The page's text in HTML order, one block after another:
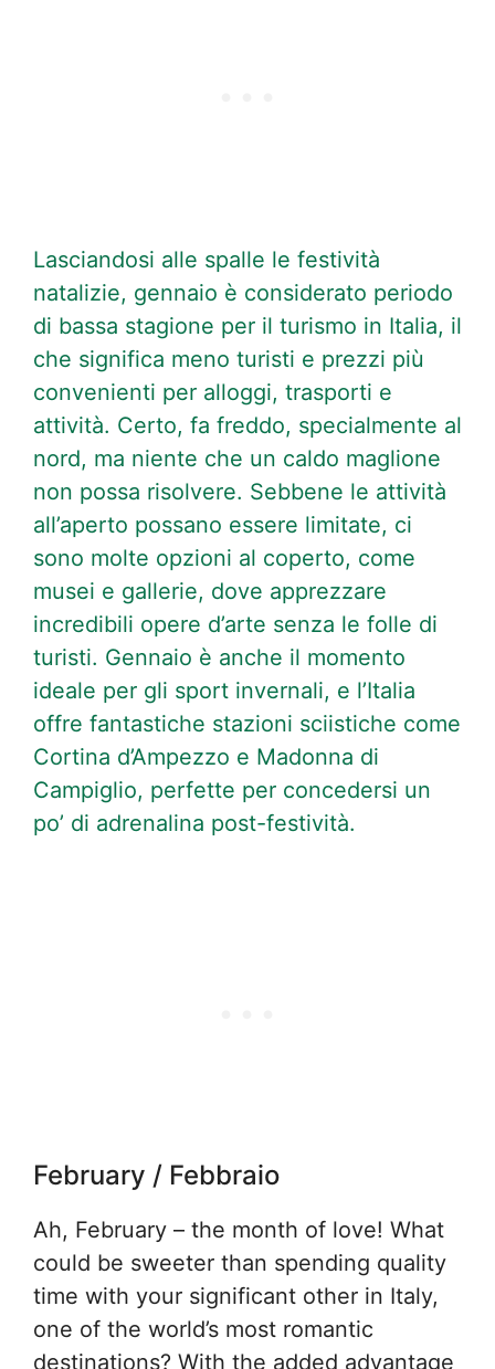
Lasciandosi alle spalle le festività
natalizie, gennaio è considerato periodo
di bassa stagione per il turismo in Italia, il
che significa meno turisti e prezzi più
convenienti per alloggi, trasporti e
attività. Certo, fa freddo, specialmente al
nord, ma niente che un caldo maglione
non possa risolvere. Sebbene le attività
all’aperto possano essere limitate, ci
sono molte opzioni al coperto, come
musei e gallerie, dove apprezzare
incredibili opere d’arte senza le folle di
turisti. Gennaio è anche il momento
ideale per gli sport invernali, e l’Italia
offre fantastiche stazioni sciistiche come
Cortina d’Ampezzo e Madonna di
Campiglio, perfette per concedersi un
po’ di adrenalina post-festività.
February / Febbraio
Ah, February – the month of love! What
could be sweeter than spending quality
time with your significant other in Italy,
one of the world’s most romantic
destinations? With the added advantage